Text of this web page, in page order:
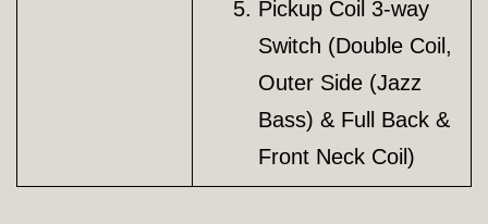
Pickup Coil 3-way
Switch (Double Coil,
Outer Side (Jazz
Bass) & Full Back &
Front Neck Coil)